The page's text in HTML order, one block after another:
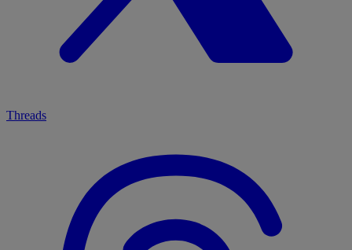
Threads